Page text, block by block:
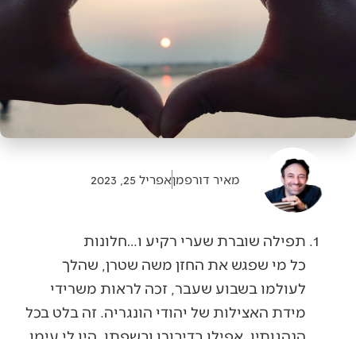
מאיר דורפמןאפריל 25, 2023
תפילה שוברת שערי רקיע ו…חלונות
כל מי שפגש את החזן משה שטרן, שהלך
לעולמו בשבוע שעבר, זכה לראות משרידי
מידת האצילות של יהודי הונגריה. זה בלט בכל